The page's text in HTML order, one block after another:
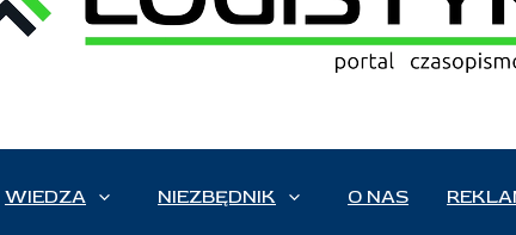
WIEDZA NIEZBĘDNIK O NAS